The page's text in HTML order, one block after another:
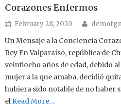
Corazones Enfermos
Posted on
February 28, 2020 Author
Un Mensaje a la Conciencia
Rey En Valparaíso, república de
veintiocho años de edad, debido
mujer a la que amaba, decidió
hubiera sido notable de no haber
el Read More…